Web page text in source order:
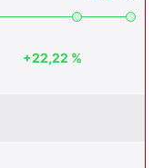
+22,22 %